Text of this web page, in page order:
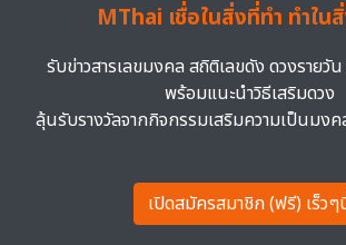
MThai เชื่อในสิ่งที่ทำ ทำใน
รับข่าวสารเลขมงคล สถิติเลขดัง ดวงรายวั
พร้อมแนะนำวิธีเสริมดวง
ลุ้นรับรางวัลจากกิจกรรมเสริมความเป็นมง
เปิดสมัครสมาชิก (ฟรี) เร็วๆ